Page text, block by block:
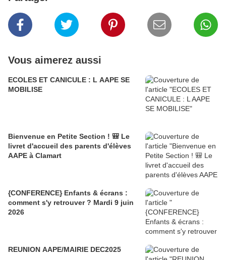
Vous aimerez aussi
ECOLES ET CANICULE : L AAPE SE
MOBILISE
Bienvenue en Petite Section ! 🎒 Le
livret d'accueil des parents d'élèves
AAPE à Clamart
{CONFERENCE} Enfants & écrans :
comment s'y retrouver ? Mardi 9 juin
2026
REUNION AAPE/MAIRIE DEC2025